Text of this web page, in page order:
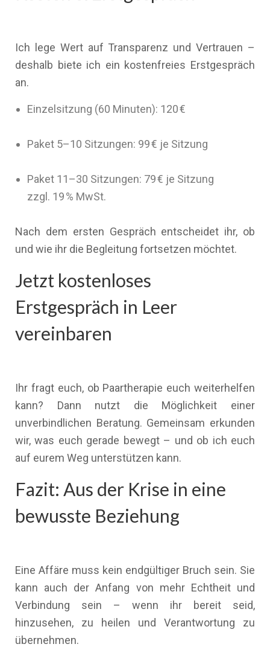
Ich lege Wert auf Transparenz und Vertrauen –
deshalb biete ich ein kostenfreies Erstgespräch
an.
Einzelsitzung (60 Minuten): 120 €
Paket 5–10 Sitzungen: 99 € je Sitzung
Paket 11–30 Sitzungen: 79 € je Sitzung
zzgl. 19 % MwSt.
Nach dem ersten Gespräch entscheidet ihr, ob
und wie ihr die Begleitung fortsetzen möchtet.
Jetzt kostenloses
Erstgespräch in Leer
vereinbaren
Ihr fragt euch, ob Paartherapie euch weiterhelfen
kann? Dann nutzt die Möglichkeit einer
unverbindlichen Beratung. Gemeinsam erkunden
wir, was euch gerade bewegt – und ob ich euch
auf eurem Weg unterstützen kann.
Fazit: Aus der Krise in eine
bewusste Beziehung
Eine Affäre muss kein endgültiger Bruch sein. Sie
kann auch der Anfang von mehr Echtheit und
Verbindung sein – wenn ihr bereit seid,
hinzusehen, zu heilen und Verantwortung zu
übernehmen.